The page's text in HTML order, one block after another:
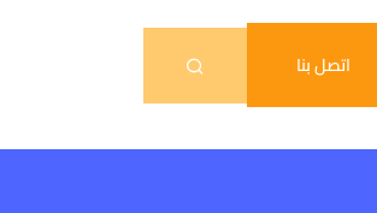
اتصل بنا